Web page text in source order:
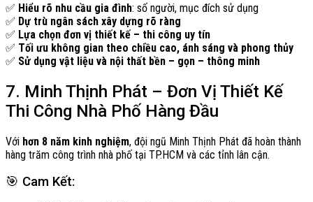
✅ Hiểu rõ nhu cầu gia đình: số người, mục đích sử dụng
✅ Dự trù ngân sách xây dựng rõ ràng
✅ Lựa chọn đơn vị thiết kế – thi công uy tín
✅ Tối ưu không gian theo chiều cao, ánh sáng và phong thủy
✅ Sử dụng vật liệu và nội thất bền – gọn – thông minh
7. Minh Thịnh Phát – Đơn Vị Thiết Kế
Thi Công Nhà Phố Hàng Đầu
Với hơn 8 năm kinh nghiệm, đội ngũ Minh Thịnh Phát đã hoàn thành
hàng trăm công trình nhà phố tại TP.HCM và các tỉnh lân cận.
🎯 Cam Kết: